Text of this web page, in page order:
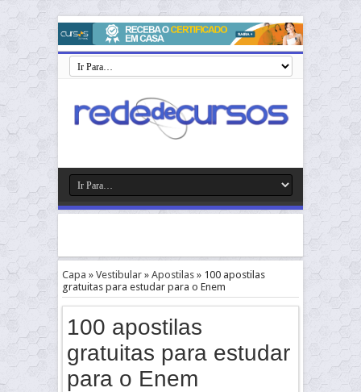
Capa » Vestibular » Apostilas » 100 apostilas
gratuitas para estudar para o Enem
100 apostilas
gratuitas para estudar
para o Enem